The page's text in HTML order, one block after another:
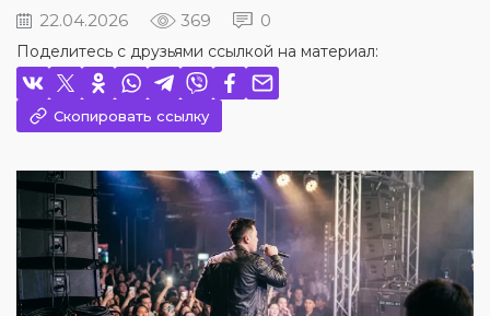
22.04.2026 369 0
Поделитесь с друзьями ссылкой на материал:
Скопировать ссылку